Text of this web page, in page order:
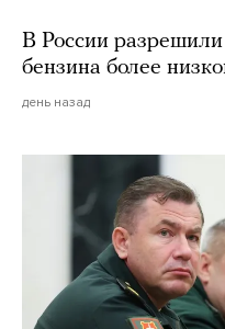
В России
бензина более
день назад